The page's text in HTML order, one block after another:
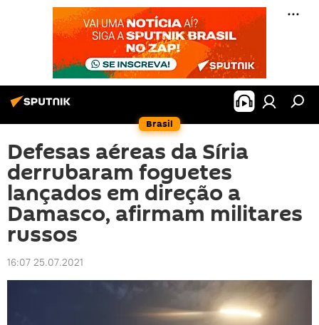
Brasil
Defesas aéreas da Síria
derrubaram foguetes
lançados em direção a
Damasco, afirmam militares
russos
16:07 25.07.2021